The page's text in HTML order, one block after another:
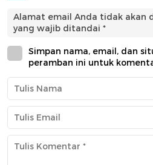
Alamat email Anda tidak akan
yang wajib ditandai *
Simpan nama, email, dan
peramban ini untuk